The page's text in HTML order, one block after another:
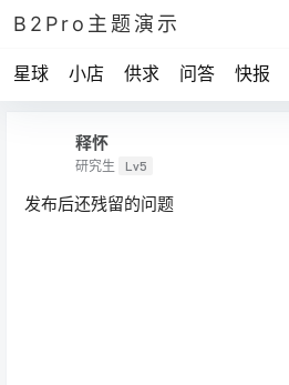
B2Pro主题演示
星球 小店 供求 问答 快报
释怀
研究生 Lv5
发布后还残留的问题